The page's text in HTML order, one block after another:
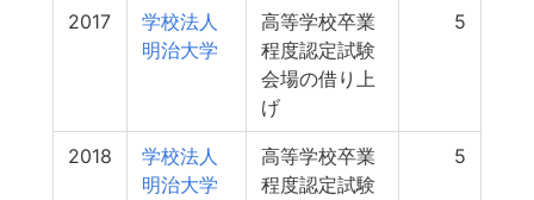
2017
学校法人
明治大学
高等学校卒業
程度認定試験
会場の借り上
げ
5
2018
学校法人
明治大学
高等学校卒業
程度認定試験
5